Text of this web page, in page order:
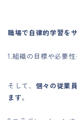
職場で自律的学習を
1.組織の目標や必要
そして、 個々の従業
ます。